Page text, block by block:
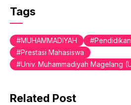
Tags
MUHAMMADIYAH
Prestasi Mahasiswa
Univ. Muhammadiyah Magelang
Related Post